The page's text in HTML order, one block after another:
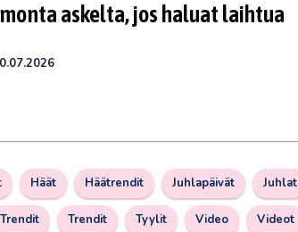
askelta, jos haluat laihtua
Häät Häätrendit Juhlapäivät Juhlat
Trendit Trendit Tyylit Video Videot